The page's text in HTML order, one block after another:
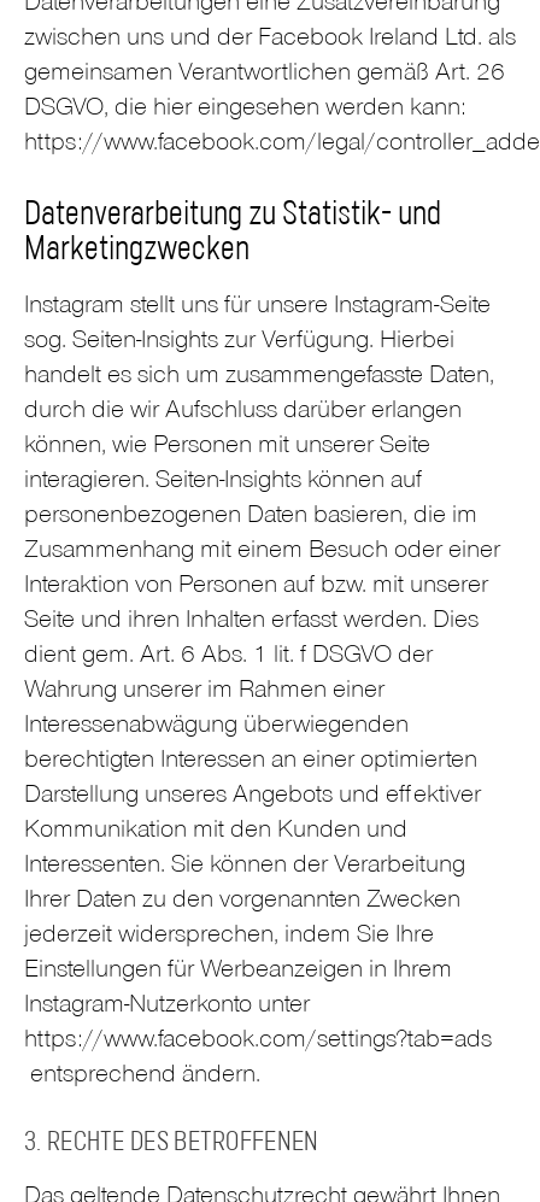
Datenverarbeitungen eine Zusatzvereinbarung
zwischen uns und der Facebook Ireland Ltd. als
gemeinsamen Verantwortlichen gemäß Art. 26
DSGVO, die hier eingesehen werden kann:
https://www.facebook.com/legal/
Datenverarbeitung zu Statistik- und
Marketingzwecken
Instagram stellt uns für unsere Instagram-Seite
sog. Seiten-Insights zur Verfügung. Hierbei
handelt es sich um zusammengefasste Daten,
durch die wir Aufschluss darüber erlangen
können, wie Personen mit unserer Seite
interagieren. Seiten-Insights können auf
personenbezogenen Daten basieren, die im
Zusammenhang mit einem Besuch oder einer
Interaktion von Personen auf bzw. mit unserer
Seite und ihren Inhalten erfasst werden. Dies
dient gem. Art. 6 Abs. 1 lit. f DSGVO der
Wahrung unserer im Rahmen einer
Interessenabwägung überwiegenden
berechtigten Interessen an einer optimierten
Darstellung unseres Angebots und effektiver
Kommunikation mit den Kunden und
Interessenten. Sie können der Verarbeitung
Ihrer Daten zu den vorgenannten Zwecken
jederzeit widersprechen, indem Sie Ihre
Einstellungen für Werbeanzeigen in Ihrem
Instagram-Nutzerkonto unter
https://www.facebook.com/settings?tab=ads
entsprechend ändern.
3. RECHTE DES BETROFFENEN